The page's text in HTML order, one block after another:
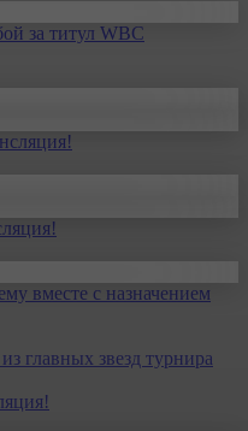
за титул WBC
вместе с назначением
главных звезд турнира